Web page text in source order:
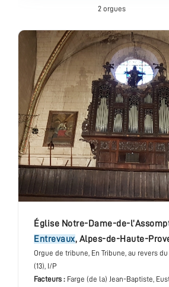
2 orgues
église Notre-Dame-de-
Entrevaux, Alpes-de-Haute-
Orgue de tribune, En Tribune, au revers
(13), I/P
Facteurs : Farge (de la) Jean-Baptiste,